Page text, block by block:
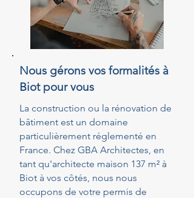
Nous gérons vos formalités à
Biot pour vous
La construction ou la rénovation de
bâtiment est un domaine
particulièrement réglementé en
France. Chez GBA Architectes, en
tant qu'architecte maison 137 m² à
Biot à vos côtés, nous nous
occupons de votre permis de